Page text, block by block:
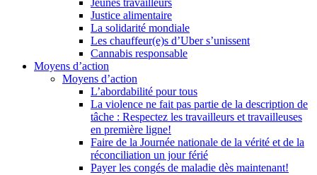
Jeunes travailleurs
Justice alimentaire
La solidarité mondiale
Les chauffeur(e)s d’Uber s’unissent
Cannabis responsable
Moyens d’action
Moyens d’action
L’abordabilité pour tous
La violence ne fait pas partie de la description de
tâche : Respectez les travailleurs et travailleuses
en première ligne!
Faire de la Journée nationale de la vérité et de la
réconciliation un jour férié
Payer les congés de maladie dès maintenant!